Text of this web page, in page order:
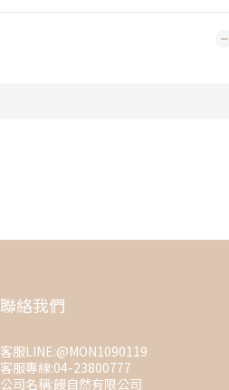
聯絡我們
客服LINE:@MON1090119
客服專線:04-23800777
公司名稱:饅自然有限公司